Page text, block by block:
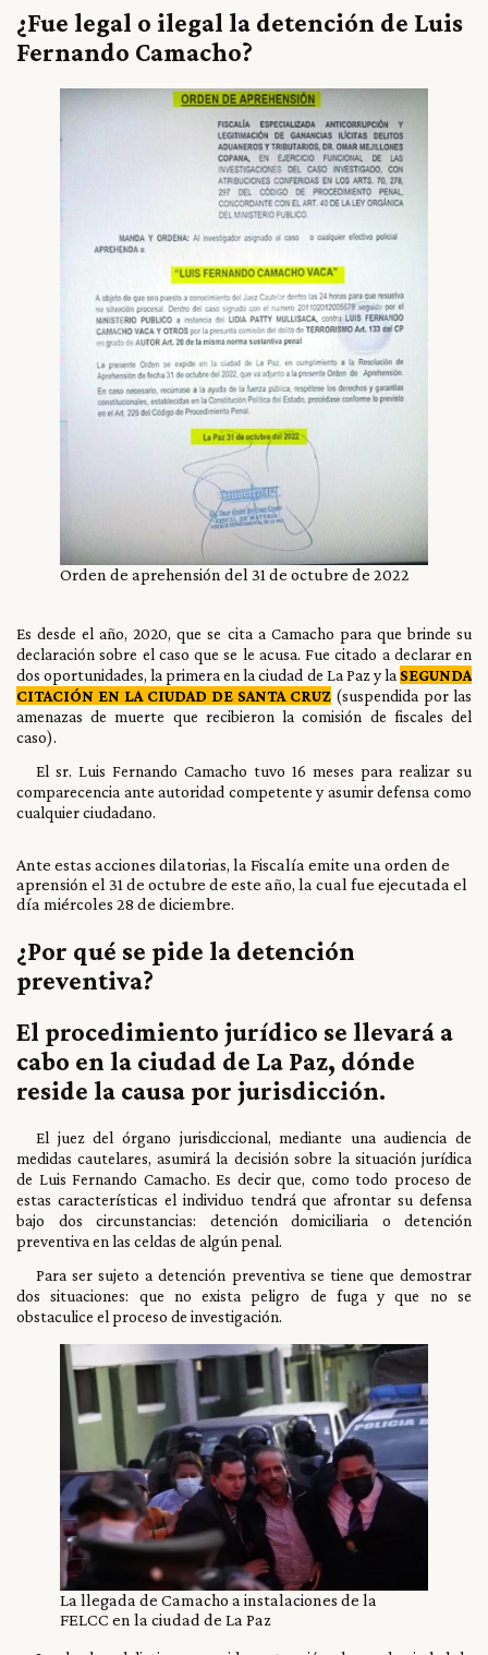
¿Fue legal o ilegal la detención de Luis
Fernando Camacho?
Orden de aprehensión del 31 de octubre de 2022
Es desde el año, 2020, que se cita a Camacho para que brinde su
declaración sobre el caso que se le acusa. Fue citado a declarar en
dos oportunidades, la primera en la ciudad de La Paz y la SEGUNDA
CITACIÓN EN LA CIUDAD DE SANTA CRUZ (suspendida por las
amenazas de muerte que recibieron la comisión de fiscales del
caso).
El sr. Luis Fernando Camacho tuvo 16 meses para realizar su
comparecencia ante autoridad competente y asumir defensa como
cualquier ciudadano.
Ante estas acciones dilatorias, la Fiscalía emite una orden de
aprensión el 31 de octubre de este año, la cual fue ejecutada el
día miércoles 28 de diciembre.
¿Por qué se pide la detención
preventiva?
El procedimiento jurídico se llevará a
cabo en la ciudad de La Paz, dónde
reside la causa por jurisdicción.
El juez del órgano jurisdiccional, mediante una audiencia de
medidas cautelares, asumirá la decisión sobre la situación jurídica
de Luis Fernando Camacho. Es decir que, como todo proceso de
estas características el individuo tendrá que afrontar su defensa
bajo dos circunstancias: detención domiciliaria o detención
preventiva en las celdas de algún penal.
Para ser sujeto a detención preventiva se tiene que demostrar
dos situaciones: que no exista peligro de fuga y que no se
obstaculice el proceso de investigación.
La llegada de Camacho a instalaciones de la
FELCC en la ciudad de La Paz